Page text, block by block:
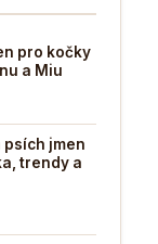
pro kočky
a Miu
psích jmen
trendy a